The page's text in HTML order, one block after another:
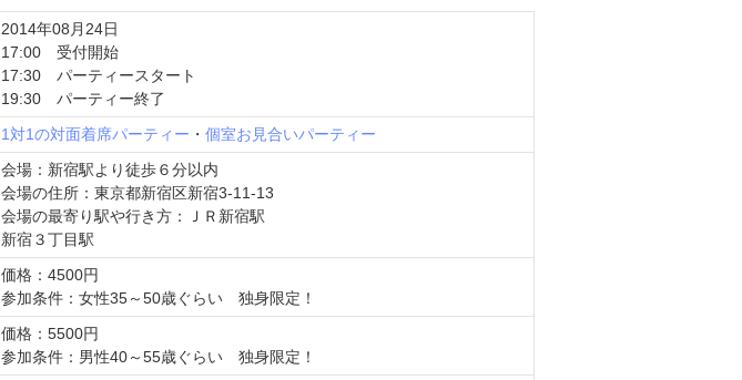
2014年08月24日
17:00 受付開始
17:30 パーティースタート
19:30 パーティー終了
1対1の対面着席パーティー ・ 個室お見合いパーティー
会場：新宿駅より徒歩６分以内
会場の住所：東京都新宿区新宿3-11-13
会場の最寄り駅や行き方：ＪＲ新宿駅
新宿３丁目駅
価格：4500円
参加条件：女性35～50歳ぐらい 独身限定！
価格：5500円
参加条件：男性40～55歳ぐらい 独身限定！